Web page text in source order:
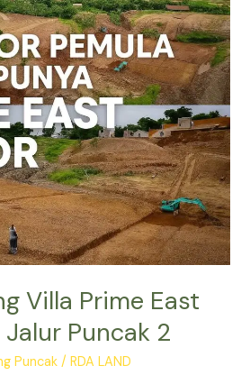
Villa Prime East
Jalur Puncak 2
Puncak /RDA LAND